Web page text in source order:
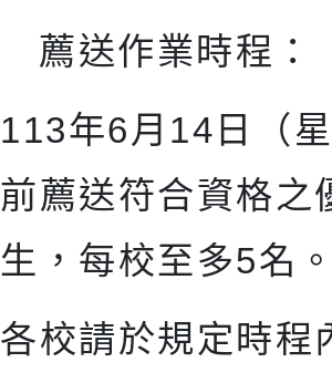
薦送作業時程：
113年6月14日（
前薦送符合資格之
生，每校至多5名
各校請於規定時程